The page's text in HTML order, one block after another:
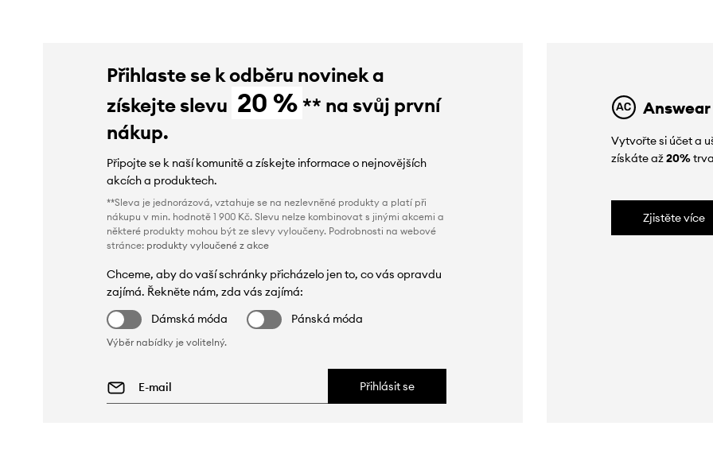
Přihlaste se k odběru novinek a
získejte slevu 20 % ** na svůj první
nákup.
Připojte se k naší komunitě a získejte informace o nejnovějších
akcích a produktech.
**Sleva je jednorázová, vztahuje se na nezlevněné produkty a platí při
nákupu v min. hodnotě 1 900 Kč. Slevu nelze kombinovat s jinými akcemi a
některé produkty mohou být ze slevy vyloučeny. Podrobnosti na webové
stránce: produkty vyloučené z akce
Chceme, aby do vaší schránky přicházelo jen to, co vás opravdu
zajímá. Řekněte nám, zda vás zajímá:
Dámská móda
Pánská móda
Výběr nabídky je volitelný.
Přihlásit se
Vytvořte si účet a
získáte až20%
Zjistěte více